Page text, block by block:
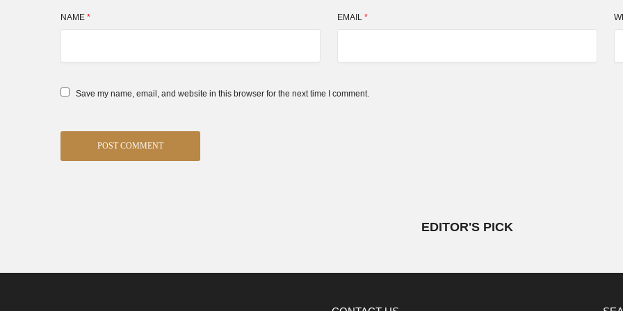
NAME * EMAIL *
Save my name, email, and website in this browser for the next time I comment.
EDITOR'S PICK